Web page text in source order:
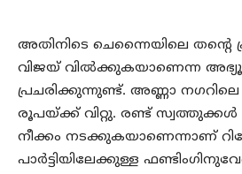
അതിനിടെ ചെന്നൈയിലെ തന്റെ
വിജയ് വിൽക്കുകയാണെന്ന
പ്രചരിക്കുന്നുണ്ട്. അണ്ണാ
രൂപയ്ക്ക് വിറ്റു. രണ്ട് സ്വത്തുക്കൾ
നീക്കം നടക്കുകയാണെന്നാണ്
പാർട്ടിയിലേക്കുള്ള